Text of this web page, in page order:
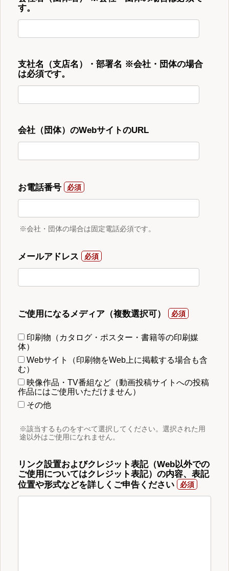
す。
支社名（支店名）・部署名 ※会社・団体の場合
は必須です。
会社（団体）のWebサイトのURL
お電話番号
※会社・団体の場合は固定電話必須です。
メールアドレス
ご使用になるメディア（複数選択可）
印刷物（カタログ・ポスター・書籍等の印刷媒
体）
Webサイト（印刷物をWeb上に掲載する場合も含
む）
映像作品・TV番組など（動画投稿サイトへの投稿
作品にはご使用いただけません）
その他
※該当するものをすべて選択してください。選択された用
途以外はご使用になれません。
リンク設置およびクレジット表記（Web以外での
ご使用についてはクレジット表記）の内容、表記
位置や形式などを詳しくご申告ください